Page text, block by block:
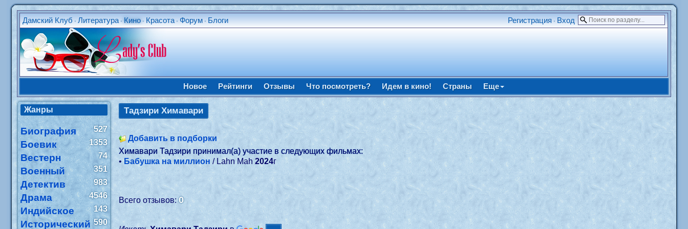
Дамский Клуб •Литература •Кино • Красота •Форум • Блоги Регистрация • Вход
Новое Рейтинги Отзывы Что посмотреть? Идем в кино! Страны Еще
Жанры
Биография 527
Боевик 1353
Вестерн 74
Военный 351
Детектив 983
Драма 4546
Индийское 143
Исторический 590
Тадзири Химавари
Добавить в подборки
Химавари Тадзири принимал(а) участие в следующих фильмах:
•Бабушка на миллион / Lahn Mah2024г
Всего отзывов:0